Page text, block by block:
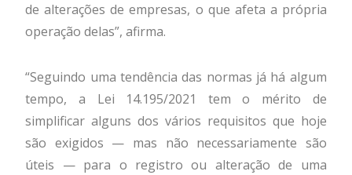
de alterações de empresas, o que afeta a própria
operação delas”, afirma.
“Seguindo uma tendência das normas já há algum
tempo, a Lei 14.195/2021 tem o mérito de
simplificar alguns dos vários requisitos que hoje
são exigidos — mas não necessariamente são
úteis — para o registro ou alteração de uma